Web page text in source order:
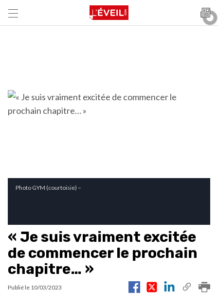
Photo GYM (courtoisie) –
« Je suis vraiment excitée
de commencer le prochain
chapitre… »
Publié le 10/03/2023